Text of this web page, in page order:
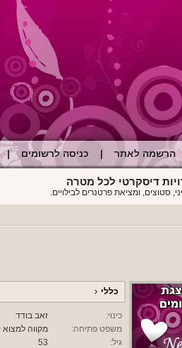
| הרשמה לאתר | כניסה לרשומים
סטוצים, ומציאת פרטנרים לבילויים.
כללי
כינוי:
זאב בודד
משפט פתיחה:
מקווה
גיל:
53